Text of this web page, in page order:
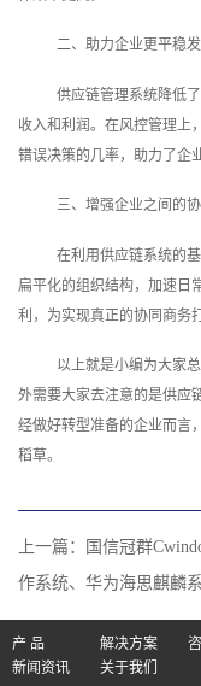
二、助力企业更平稳
供应链管理系统降低
收入和利润。在风控管理上
错误决策的几率，助力了企
三、增强企业之间的
在利用供应链系统的
扁平化的组织结构，加速日
利，为实现真正的协同商务
以上就是小编为大家
外需要大家去注意的是供应
经做好转型准备的企业而言
稻草。‍
上一篇：
国信冠群
作系统、华为海思麒麟系
产 品 解决方案
新闻资讯
关于我们